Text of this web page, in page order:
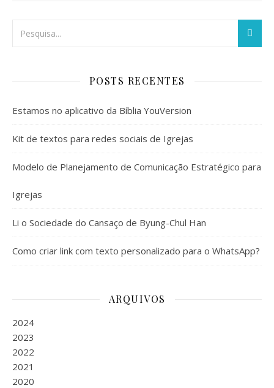
POSTS RECENTES
Estamos no aplicativo da Bíblia YouVersion
Kit de textos para redes sociais de Igrejas
Modelo de Planejamento de Comunicação Estratégico para
Igrejas
Li o Sociedade do Cansaço de Byung-Chul Han
Como criar link com texto personalizado para o WhatsApp?
ARQUIVOS
2024
2023
2022
2021
2020